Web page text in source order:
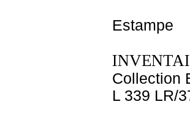
Estampe
Collection
L 339 LR/